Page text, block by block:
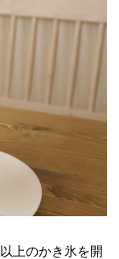
上のかき氷を開